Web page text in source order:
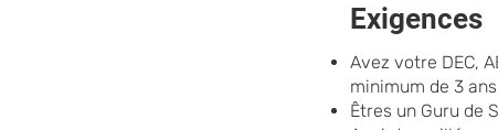
Exigences
Avez votre DEC,
minimum de 3
Êtres un Guru de